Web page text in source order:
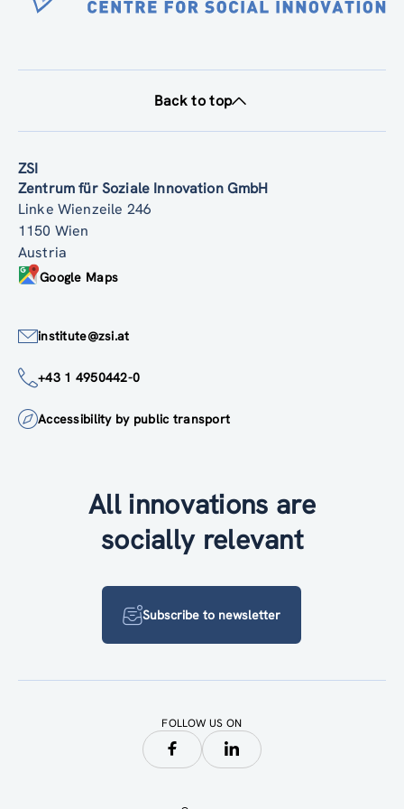
Back to top
ZSI
Zentrum für Soziale Innovation GmbH
Linke Wienzeile 246
1150 Wien
Austria
Google Maps
institute@zsi.at
+43 1 4950442-0
Accessibility by public transport
All innovations are
socially relevant
Subscribe to newsletter
FOLLOW US ON